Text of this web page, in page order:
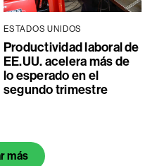
ESTADOS UNIDOS
Productividad laboral de
EE.UU. acelera más de
lo esperado en el
segundo trimestre
más